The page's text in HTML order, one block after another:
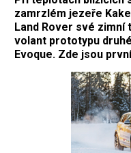
zamrzlém jezeře
Land Rover své
volant prototypu
Evoque. Zde jsou